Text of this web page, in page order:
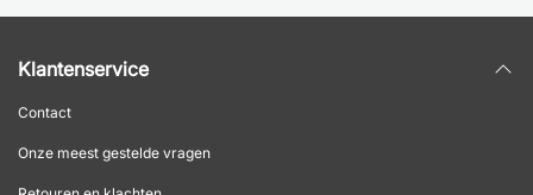
Klantenservice
Contact
Onze meest gestelde vragen